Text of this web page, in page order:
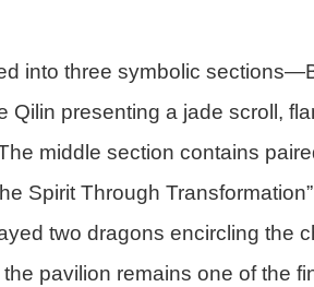
into three symbolic
Qilin presenting a jade scroll,
middle section contains
Spirit Through
two dragons encircling the
pavilion remains one of the